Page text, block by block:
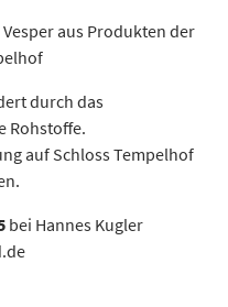
aus Produkten der
durch das
Rohstoffe.
auf Schloss Tempelhof
bei Hannes Kugler